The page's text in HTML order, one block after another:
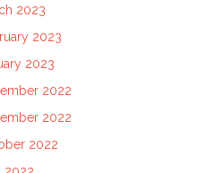
2023
2023
2023
2022
2022
2022